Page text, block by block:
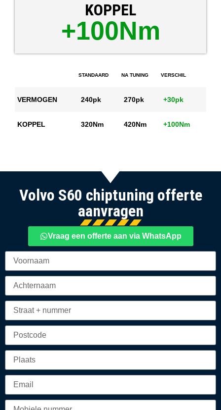
KOPPEL
+100Nm
STANDAARD NA TUNING VERSCHIL
VERMOGEN 240pk 270pk +30pk
KOPPEL 320Nm 420Nm +100Nm
Volvo S60 chiptuning offerte
aanvragen
Vraag een offerte aan via WhatsApp